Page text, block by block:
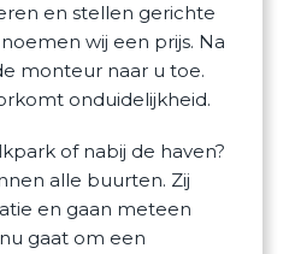
en stellen gerichte
wij een prijs. Na
monteur naar u toe.
onduidelijkheid.
of nabij de haven?
alle buurten. Zij
en gaan meteen
gaat om een